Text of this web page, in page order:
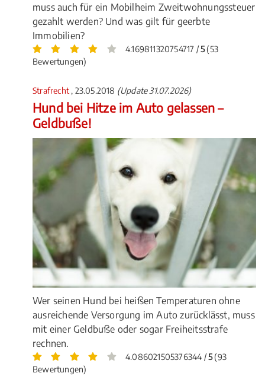
muss auch für ein Mobilheim Zweitwohnungssteuer
gezahlt werden? Und was gilt für geerbte
Immobilien?
4.169811320754717 /5(53
Bewertungen)
Strafrecht , 23.05.2018 (Update 31.07.2026)
Hund bei Hitze im Auto gelassen –
Geldbuße!
Wer seinen Hund bei heißen Temperaturen ohne
ausreichende Versorgung im Auto zurücklässt, muss
mit einer Geldbuße oder sogar Freiheitsstrafe
rechnen.
4.086021505376344 /5(93
Bewertungen)